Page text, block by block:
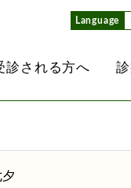
Language
診される方へ